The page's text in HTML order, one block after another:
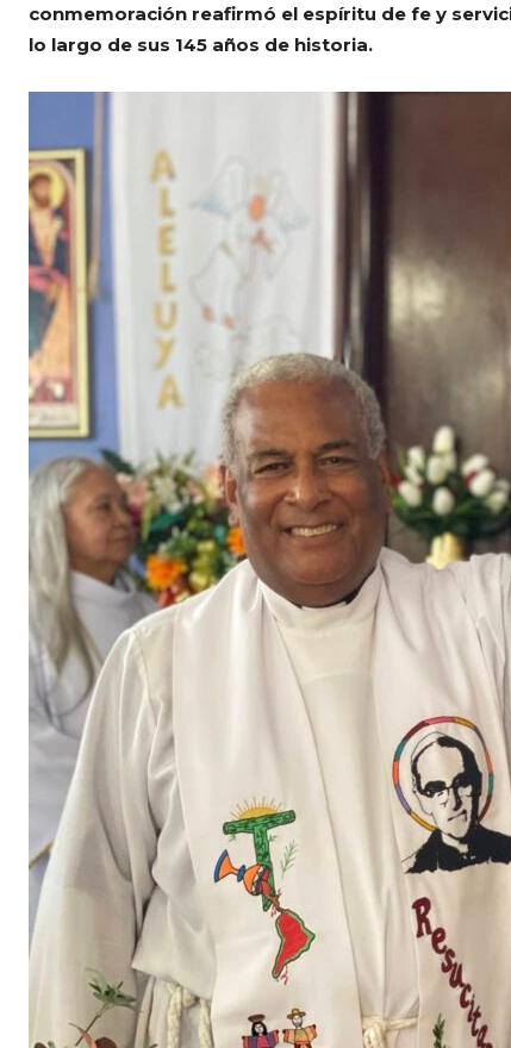
conmemoración reafirmó el espíritu de fe y
lo largo de sus 145 años de historia.